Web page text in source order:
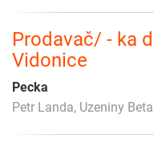
Prodavač/ - ka
Vidonice
Pecka
Petr Landa, Uzeniny Beta